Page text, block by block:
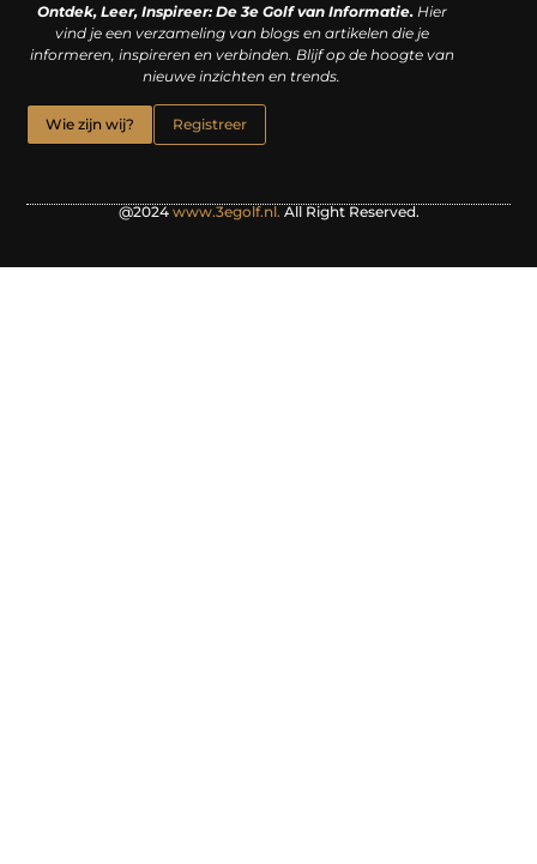
Ontdek, Leer, Inspireer: De 3e Golf van Informatie.Hier
vind je een verzameling van blogs en artikelen die je
informeren, inspireren en verbinden. Blijf op de hoogte van
nieuwe inzichten en trends.
Wie zijn wij? Registreer
@2024www.3egolf.nl.All Right Reserved.